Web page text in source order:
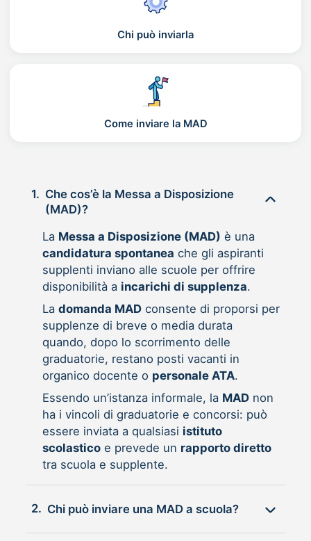
Chi può inviarla
Come inviare la MAD
1. Che cos’è la Messa a Disposizione
(MAD)?
La Messa a Disposizione (MAD) è una
candidatura spontanea che gli aspiranti
supplenti inviano alle scuole per offrire
disponibilità a incarichi di supplenza.
La domanda MADconsente di proporsi per
supplenze di breve o media durata
quando, dopo lo scorrimento delle
graduatorie, restano posti vacanti in
organico docente o personale ATA.
Essendo un’istanza informale, la MADnon
ha i vincoli di graduatorie e concorsi: può
essere inviata a qualsiasi istituto
scolasticoe prevede un rapporto diretto
tra scuola e supplente.
2. Chi può inviare una MAD a scuola?